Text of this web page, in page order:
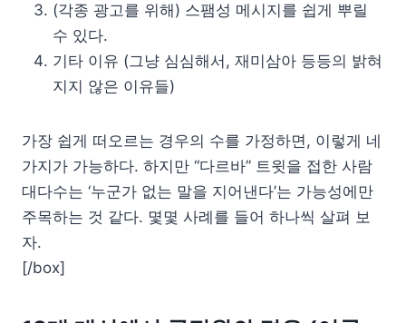
(각종 광고를 위해) 스팸성 메시지를 쉽게 뿌릴
수 있다.
기타 이유 (그냥 심심해서, 재미삼아 등등의 밝혀
지지 않은 이유들)
가장 쉽게 떠오르는 경우의 수를 가정하면, 이렇게 네
가지가 가능하다. 하지만 “다르바” 트윗을 접한 사람
대다수는 ‘누군가 없는 말을 지어낸다’는 가능성에만
주목하는 것 같다. 몇몇 사례를 들어 하나씩 살펴 보
자.
[/box]